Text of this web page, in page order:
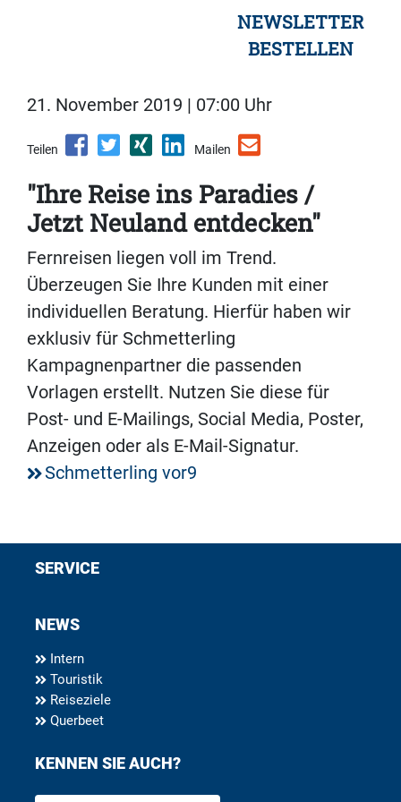
NEWSLETTER
BESTELLEN
21. November 2019 | 07:00 Uhr
Teilen Mailen
"Ihre Reise ins Paradies /
Jetzt Neuland entdecken"
Fernreisen liegen voll im Trend.
Überzeugen Sie Ihre Kunden mit einer
individuellen Beratung. Hierfür haben wir
exklusiv für Schmetterling
Kampagnenpartner die passenden
Vorlagen erstellt. Nutzen Sie diese für
Post- und E-Mailings, Social Media, Poster,
Anzeigen oder als E-Mail-Signatur.
Schmetterling vor9
SERVICE
NEWS
Intern
Touristik
Reiseziele
Querbeet
KENNEN SIE AUCH?